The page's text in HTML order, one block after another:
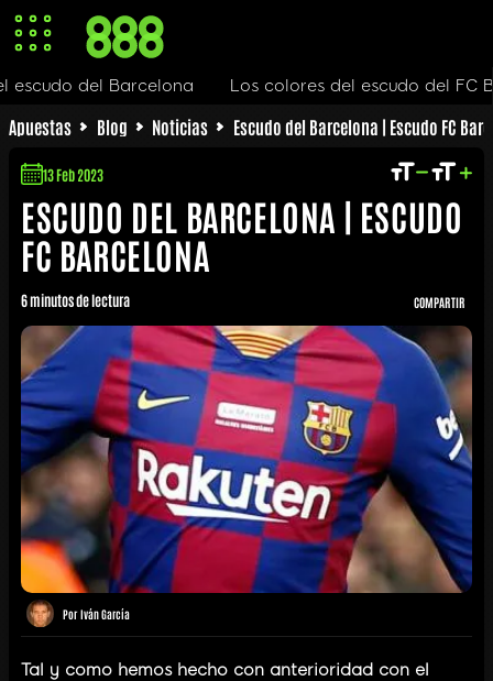
Apuestas Blog Noticias Escudo del Barcelona | Escudo FC
ESCUDO DEL BARCELONA | ESCUDO
FC BARCELONA
13 Feb 2023
6 minutos de lectura
Por Iván García
COMPARTIR
Tal y como hemos hecho con anterioridad con el
Los colores del escudo del FC Barcelona Evolución